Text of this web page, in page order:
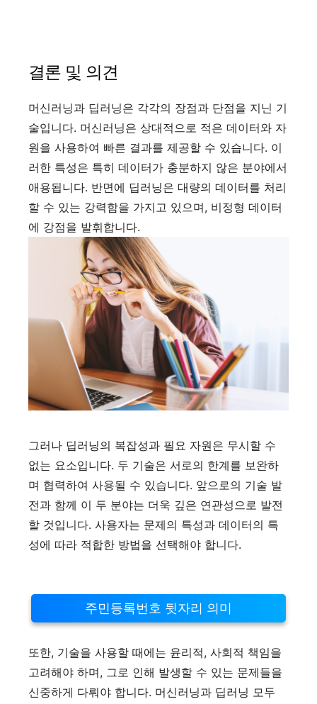
결론 및 의견
머신러닝과 딥러닝은 각각의 장점과 단점을 지닌 기
술입니다. 머신러닝은 상대적으로 적은 데이터와 자
원을 사용하여 빠른 결과를 제공할 수 있습니다. 이
러한 특성은 특히 데이터가 충분하지 않은 분야에서
애용됩니다. 반면에 딥러닝은 대량의 데이터를 처리
할 수 있는 강력함을 가지고 있으며, 비정형 데이터
에 강점을 발휘합니다.
그러나 딥러닝의 복잡성과 필요 자원은 무시할 수
없는 요소입니다. 두 기술은 서로의 한계를 보완하
며 협력하여 사용될 수 있습니다. 앞으로의 기술 발
전과 함께 이 두 분야는 더욱 깊은 연관성으로 발전
할 것입니다. 사용자는 문제의 특성과 데이터의 특
성에 따라 적합한 방법을 선택해야 합니다.
주민등록번호 뒷자리 의미
또한, 기술을 사용할 때에는 윤리적, 사회적 책임을
고려해야 하며, 그로 인해 발생할 수 있는 문제들을
신중하게 다뤄야 합니다. 머신러닝과 딥러닝 모두